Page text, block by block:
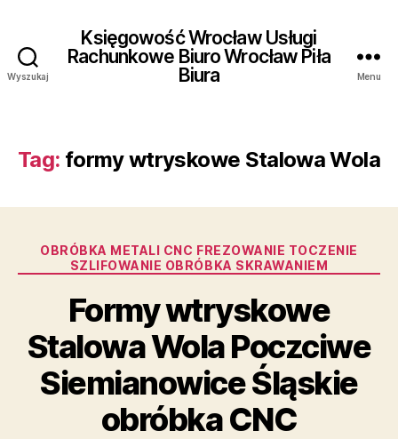
Wyszukaj
Księgowość Wrocław Usługi
Rachunkowe Biuro Wrocław Piła
Biura
Menu
Tag: formy wtryskowe Stalowa Wola
Kategorie
OBRÓBKA METALI CNC FREZOWANIE TOCZENIE
SZLIFOWANIE OBRÓBKA SKRAWANIEM
Formy wtryskowe
Stalowa Wola Poczciwe
Siemianowice Śląskie
obróbka CNC